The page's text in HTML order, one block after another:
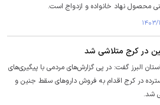
محصول نهاد خانواده و ازدواج است.
در کرج متلاشی شد
البرز گفت: در پی گزارش‌های مردمی با پیگیری‌های
در کرج اقدام به فروش دارو‌های سقط جنین و
شد.